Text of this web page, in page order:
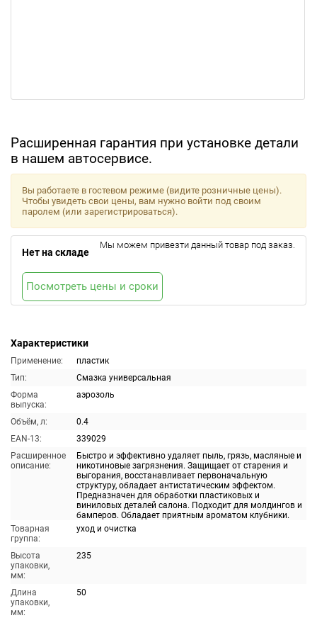
Расширенная гарантия при установке детали
в нашем автосервисе.
Характеристики
Применение:
пластик
Тип:
Смазка универсальная
Форма
выпуска:
аэрозоль
Объём, л:
0.4
EAN-13:
339029
Расширенное
описание:
Быстро и эффективно удаляет пыль, грязь, масляные и
никотиновые загрязнения. Защищает от старения и
выгорания, восстанавливает первоначальную
структуру, обладает антистатическим эффектом.
Предназначен для обработки пластиковых и
виниловых деталей салона. Подходит для молдингов и
бамперов. Обладает приятным ароматом клубники.
Товарная
группа:
уход и очистка
Высота
упаковки,
мм:
235
Длина
упаковки,
мм:
50
Вы работаете в гостевом режиме (видите розничные цены).
Чтобы увидеть свои цены, вам нужно войти под своим
паролем (или зарегистрироваться).
Нет на складе
Мы можем привезти данный товар под заказ.
Посмотреть цены и сроки